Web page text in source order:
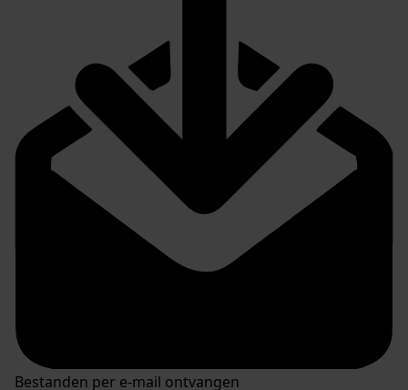
Bestanden per e-mail ontvangen